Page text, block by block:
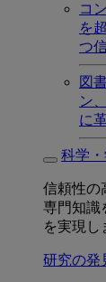
コ
を
つ
図
ン
に
科学
信頼性の
専門知識
を実現し
研究の発